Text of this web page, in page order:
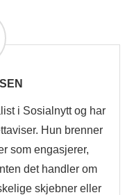
i Sosialnytt og har
Hun brenner
som engasjerer,
det handler om
skjebner eller